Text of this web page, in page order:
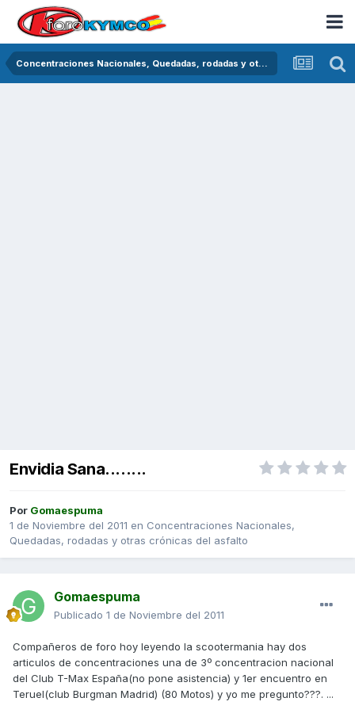
Concentraciones Nacionales, Quedadas, rodadas y otras crónicas del asfalto
Envidia Sana........
Por Gomaespuma
1 de Noviembre del 2011 en Concentraciones Nacionales,
Quedadas, rodadas y otras crónicas del asfalto
Gomaespuma
Publicado 1 de Noviembre del 2011
Compañeros de foro hoy leyendo la scootermania hay dos
articulos de concentraciones una de 3º concentracion nacional
del Club T-Max España(no pone asistencia) y 1er encuentro en
Teruel(club Burgman Madrid) (80 Motos) y yo me pregunto???. ...